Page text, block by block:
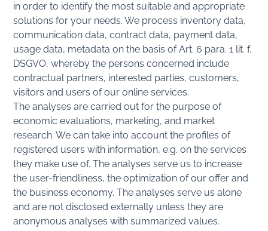
in order to identify the most suitable and appropriate
solutions for your needs. We process inventory data,
communication data, contract data, payment data,
usage data, metadata on the basis of Art. 6 para. 1 lit. f.
DSGVO, whereby the persons concerned include
contractual partners, interested parties, customers,
visitors and users of our online services.
The analyses are carried out for the purpose of
economic evaluations, marketing, and market
research. We can take into account the profiles of
registered users with information, e.g. on the services
they make use of. The analyses serve us to increase
the user-friendliness, the optimization of our offer and
the business economy. The analyses serve us alone
and are not disclosed externally unless they are
anonymous analyses with summarized values.